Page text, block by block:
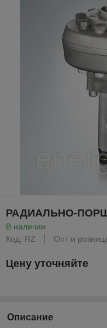
РАДИАЛЬНО-
В наличии
Код: RZ
Опт и
Цену уточняйте
Описание